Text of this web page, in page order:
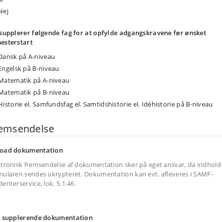
supplerer følgende fag for at opfylde adgangskravene før ønsket
på A-niveau
på B-niveau
på A-niveau
på B-niveau
el. Samfundsfag el. Samtidshistorie el. Idéhistorie på B-niveau
dokumentation
fremsendelse af dokumentation sker på eget ansvar, da
sendes ukrypteret. Dokumentation kan evt. afleveres i SAMF-
lok. 5.1.46.
supplerende dokumentation